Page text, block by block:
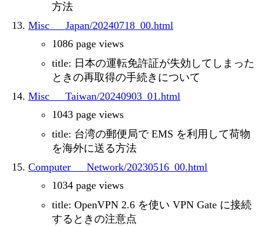
方法
Misc___Japan/20240718_00.html
1086 page views
title: 日本の運転免許証が失効してしまった
ときの再取得の手続きについて
Misc___Taiwan/20240903_01.html
1043 page views
title: 台湾の郵便局で EMS を利用して荷物
を海外に送る方法
Computer___Network/20230516_00.html
1034 page views
title: OpenVPN 2.6 を使い VPN Gate に接続
するときの注意点